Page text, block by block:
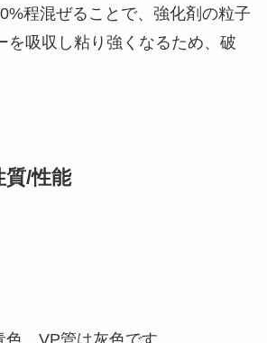
程混ぜることで、強化剤の粒子
を吸収し粘り強くなるため、破
質/性能